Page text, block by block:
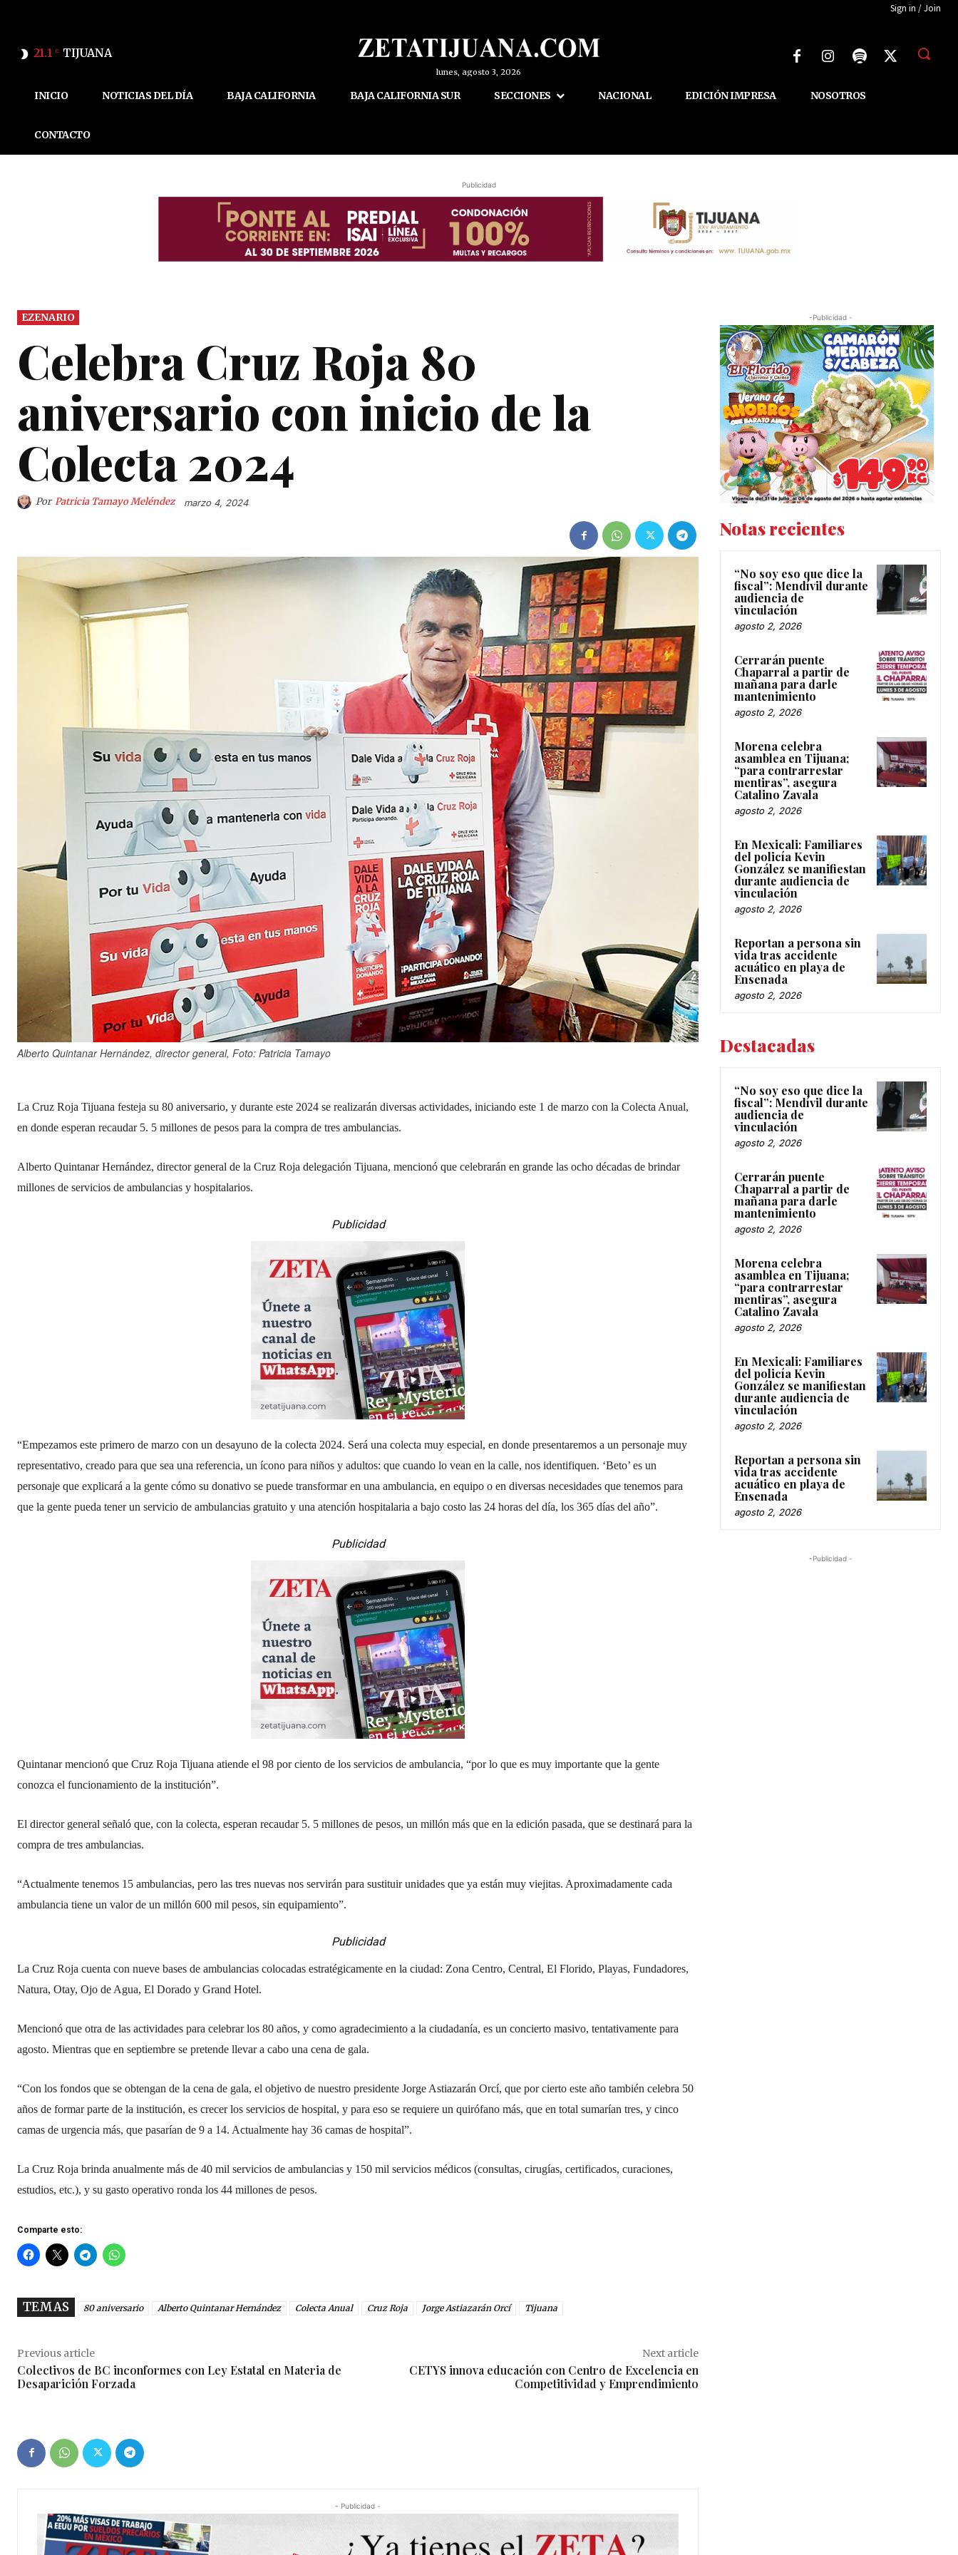
Sign in / Join
21.1 C TIJUANA
lunes, agosto 3, 2026
INICIO NOTICIAS DEL DÍA BAJA CALIFORNIA BAJA CALIFORNIA SUR SECCIONES NACIONAL EDICIÓN IMPRESA NOSOTROS
CONTACTO
Publicidad
EZENARIO
Celebra Cruz Roja 80
aniversario con inicio de la
Colecta 2024
Por Patricia Tamayo Meléndez marzo 4, 2024
Alberto Quintanar Hernández, director general, Foto: Patricia Tamayo
La Cruz Roja Tijuana festeja su 80 aniversario, y durante este 2024 se realizarán diversas actividades, iniciando este 1 de marzo con la Colecta Anual,
en donde esperan recaudar 5. 5 millones de pesos para la compra de tres ambulancias.
Alberto Quintanar Hernández, director general de la Cruz Roja delegación Tijuana, mencionó que celebrarán en grande las ocho décadas de brindar
millones de servicios de ambulancias y hospitalarios.
Publicidad
“Empezamos este primero de marzo con un desayuno de la colecta 2024. Será una colecta muy especial, en donde presentaremos a un personaje muy
representativo, creado para que sea una referencia, un ícono para niños y adultos: que cuando lo vean en la calle, nos identifiquen. ‘Beto’ es un
personaje que explicará a la gente cómo su donativo se puede transformar en una ambulancia, en equipo o en diversas necesidades que tenemos para
que la gente pueda tener un servicio de ambulancias gratuito y una atención hospitalaria a bajo costo las 24 horas del día, los 365 días del año”.
Publicidad
Quintanar mencionó que Cruz Roja Tijuana atiende el 98 por ciento de los servicios de ambulancia, “por lo que es muy importante que la gente
conozca el funcionamiento de la institución”.
El director general señaló que, con la colecta, esperan recaudar 5. 5 millones de pesos, un millón más que en la edición pasada, que se destinará para la
compra de tres ambulancias.
“Actualmente tenemos 15 ambulancias, pero las tres nuevas nos servirán para sustituir unidades que ya están muy viejitas. Aproximadamente cada
ambulancia tiene un valor de un millón 600 mil pesos, sin equipamiento”.
Publicidad
La Cruz Roja cuenta con nueve bases de ambulancias colocadas estratégicamente en la ciudad: Zona Centro, Central, El Florido, Playas, Fundadores,
Natura, Otay, Ojo de Agua, El Dorado y Grand Hotel.
Mencionó que otra de las actividades para celebrar los 80 años, y como agradecimiento a la ciudadanía, es un concierto masivo, tentativamente para
agosto. Mientras que en septiembre se pretende llevar a cabo una cena de gala.
“Con los fondos que se obtengan de la cena de gala, el objetivo de nuestro presidente Jorge Astiazarán Orcí, que por cierto este año también celebra 50
años de formar parte de la institución, es crecer los servicios de hospital, y para eso se requiere un quirófano más, que en total sumarían tres, y cinco
camas de urgencia más, que pasarían de 9 a 14. Actualmente hay 36 camas de hospital”.
La Cruz Roja brinda anualmente más de 40 mil servicios de ambulancias y 150 mil servicios médicos (consultas, cirugías, certificados, curaciones,
estudios, etc.), y su gasto operativo ronda los 44 millones de pesos.
Comparte esto:
TEMAS 80 aniversario Alberto Quintanar Hernández Colecta Anual Cruz Roja Jorge Astiazarán Orcí Tijuana
Previous article
Colectivos de BC inconformes con Ley Estatal en Materia de
Desaparición Forzada
Next article
CETYS innova educación con Centro de Excelencia en
Competitividad y Emprendimiento
- Publicidad -
-Publicidad -
Notas recientes
“No soy eso que dice la
fiscal”: Mendívil durante
audiencia de
vinculación
agosto 2, 2026
Cerrarán puente
Chaparral a partir de
mañana para darle
mantenimiento
agosto 2, 2026
Morena celebra
asamblea en Tijuana;
“para contrarrestar
mentiras”, asegura
Catalino Zavala
agosto 2, 2026
En Mexicali: Familiares
del policía Kevin
González se manifiestan
durante audiencia de
vinculación
agosto 2, 2026
Reportan a persona sin
vida tras accidente
acuático en playa de
Ensenada
agosto 2, 2026
Destacadas
“No soy eso que dice la
fiscal”: Mendívil durante
audiencia de
vinculación
agosto 2, 2026
Cerrarán puente
Chaparral a partir de
mañana para darle
mantenimiento
agosto 2, 2026
Morena celebra
asamblea en Tijuana;
“para contrarrestar
mentiras”, asegura
Catalino Zavala
agosto 2, 2026
En Mexicali: Familiares
del policía Kevin
González se manifiestan
durante audiencia de
vinculación
agosto 2, 2026
Reportan a persona sin
vida tras accidente
acuático en playa de
Ensenada
agosto 2, 2026
-Publicidad -